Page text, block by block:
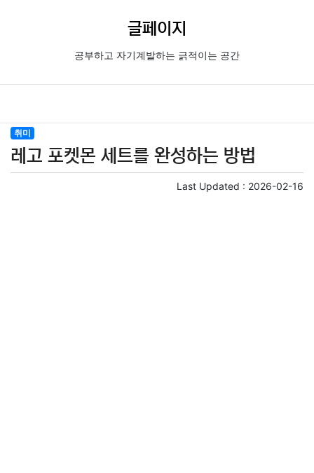
글페이지
공부하고 자기계발하는 긁적이는 공간
취미
레고 포켓몬 세트를 완성하는 방법
Last Updated : 2026-02-16